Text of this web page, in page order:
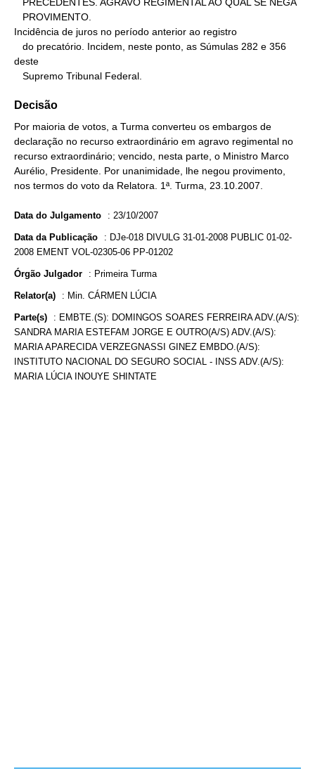
Incidência de juros no período anterior ao registro
deste
   Supremo Tribunal Federal.
Decisão
Por maioria de votos, a Turma converteu os embargos de
declaração no recurso extraordinário em agravo regimental no
recurso extraordinário; vencido, nesta parte, o Ministro Marco
Aurélio, Presidente. Por unanimidade, lhe negou provimento,
nos termos do voto da Relatora. 1ª. Turma, 23.10.2007.
Data do Julgamento : 23/10/2007
Data da Publicação : DJe-018 DIVULG 31-01-2008 PUBLIC 01-02-
2008 EMENT VOL-02305-06 PP-01202
Órgão Julgador : Primeira Turma
Relator(a) : Min. CÁRMEN LÚCIA
Parte(s) : EMBTE.(S): DOMINGOS SOARES FERREIRA ADV.(A/S):
SANDRA MARIA ESTEFAM JORGE E OUTRO(A/S) ADV.(A/S):
MARIA APARECIDA VERZEGNASSI GINEZ EMBDO.(A/S):
INSTITUTO NACIONAL DO SEGURO SOCIAL - INSS ADV.(A/S):
MARIA LÚCIA INOUYE SHINTATE